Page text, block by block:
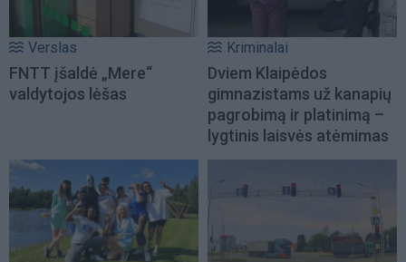
Verslas
FNTT įšaldė „Mere“
valdytojos lėšas
Kriminalai
Dviem Klaipėdos
gimnazistams už kanapių
pagrobimą ir platinimą –
lygtinis laisvės atėmimas